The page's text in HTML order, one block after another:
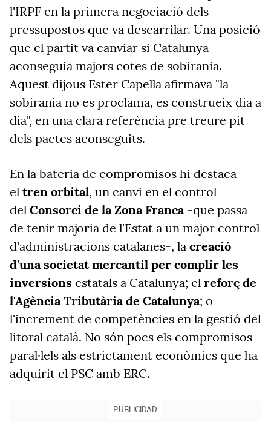
l'IRPF en la primera negociació dels
pressupostos que va descarrilar. Una posició
que el partit va canviar si Catalunya
aconseguia majors cotes de sobirania.
Aquest dijous Ester Capella afirmava "la
sobirania no es proclama, es construeix dia a
dia", en una clara referència pre treure pit
dels pactes aconseguits.
En la bateria de compromisos hi destaca
el tren orbital, un canvi en el control
del Consorci de la Zona Franca-que passa
de tenir majoria de l'Estat a un major control
d'administracions catalanes-, la creació
d'una societat mercantil per complir les
inversions estatals a Catalunya; el reforç de
l'Agència Tributària de Catalunya; o
l'increment de competències en la gestió del
litoral català. No són pocs els compromisos
paral·lels als estrictament econòmics que ha
adquirit el PSC amb ERC.
PUBLICIDAD